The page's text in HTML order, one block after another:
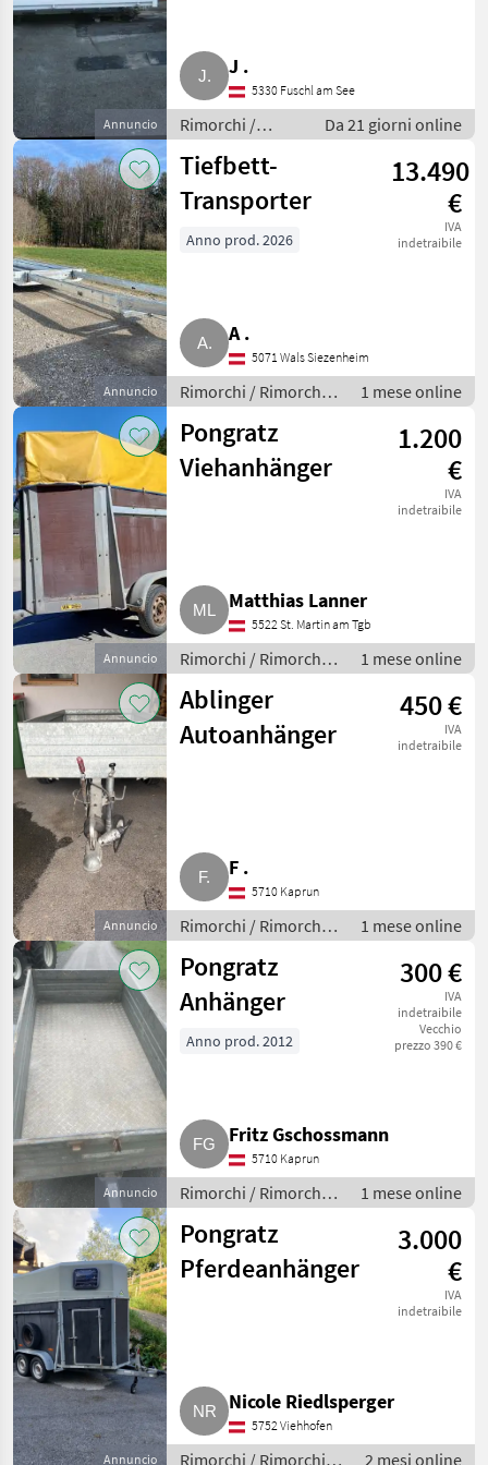
Pongratz
4
Ablinger
Böckmann
1
MARKETPLACE
Marketplace
Offerte dei
rivenditori
Annunci
Annuncio
J .
5330 Fuschl am See
Rimorchi /
Rimorchi per
auto
Da 21 giorni online
Annuncio
Tiefbett-
Transporter
13.490
€
IVA
indetraibile
Anno prod. 2026
A .
5071 Wals Siezenheim
Rimorchi / Rimorchi
per auto
1 mese online
Annuncio
Pongratz
Viehanhänger
1.200
€
IVA
indetraibile
Matthias Lanner
5522 St. Martin am Tgb
Rimorchi / Rimorchi
per auto
1 mese online
Annuncio
Ablinger
Autoanhänger
450 €
IVA
indetraibile
F .
5710 Kaprun
Rimorchi / Rimorchi
per auto
1 mese online
Annuncio
Pongratz
Anhänger
300 €
IVA
indetraibile
Vecchio
prezzo 390 €
Anno prod. 2012
Fritz Gschossmann
5710 Kaprun
Rimorchi / Rimorchi
per auto
1 mese online
Annuncio
Pongratz
Pferdeanhänger
3.000
€
IVA
indetraibile
Nicole Riedlsperger
5752 Viehhofen
Rimorchi / Rimorchi 2 mesi online